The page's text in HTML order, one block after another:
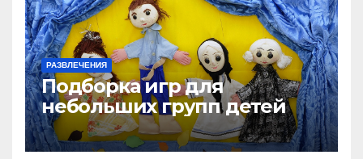
РАЗВЛЕЧЕНИЯ
Подборка игр для
небольших групп детей